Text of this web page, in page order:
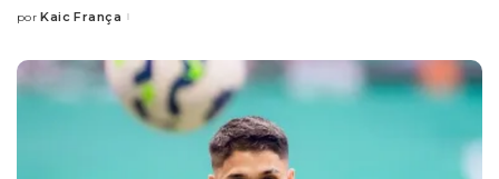
Posted
por Kaic França